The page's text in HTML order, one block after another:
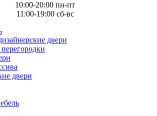
10:00-20:00 пн-пт
11:00-19:00 сб-вс
двери
двери